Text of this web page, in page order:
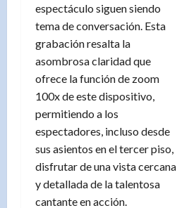
espectáculo siguen siendo
tema de conversación. Esta
grabación resalta la
asombrosa claridad que
ofrece la función de zoom
100x de este dispositivo,
permitiendo a los
espectadores, incluso desde
sus asientos en el tercer piso,
disfrutar de una vista cercana
y detallada de la talentosa
cantante en acción.